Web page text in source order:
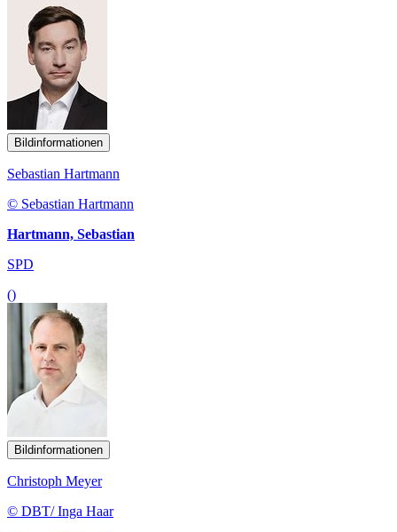
Bildinformationen
Sebastian Hartmann
© Sebastian Hartmann
Hartmann, Sebastian
SPD
()
Bildinformationen
Christoph Meyer
© DBT/ Inga Haar